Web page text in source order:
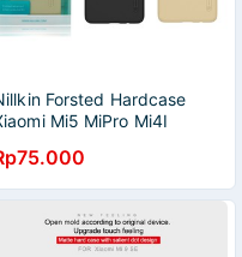
Forsted Hardcase
Mi5 MiPro Mi4I